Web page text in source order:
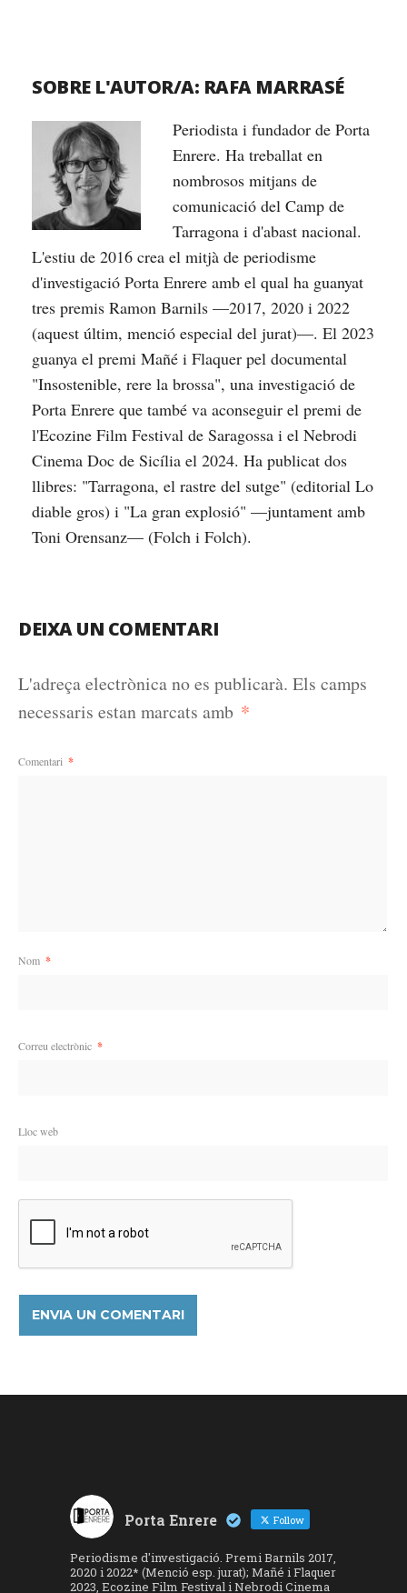
SOBRE L'AUTOR/A: RAFA MARRASÉ
Periodista i fundador de Porta
Enrere. Ha treballat en
nombrosos mitjans de
comunicació del Camp de
Tarragona i d'abast nacional.
L'estiu de 2016 crea el mitjà de periodisme
d'investigació Porta Enrere amb el qual ha guanyat
tres premis Ramon Barnils —2017, 2020 i 2022
(aquest últim, menció especial del jurat)—. El 2023
guanya el premi Mañé i Flaquer pel documental
"Insostenible, rere la brossa", una investigació de
Porta Enrere que també va aconseguir el premi de
l'Ecozine Film Festival de Saragossa i el Nebrodi
Cinema Doc de Sicília el 2024. Ha publicat dos
llibres: "Tarragona, el rastre del sutge" (editorial Lo
diable gros) i "La gran explosió" —juntament amb
Toni Orensanz— (Folch i Folch).
DEIXA UN COMENTARI
L'adreça electrònica no es publicarà. Els camps
necessaris estan marcats amb *
Comentari *
Nom *
Correu electrònic *
Lloc web
Porta Enrere Follow
Periodisme d'investigació. Premi Barnils 2017,
2020 i 2022* (Menció esp. jurat); Mañé i Flaquer
2023, Ecozine Film Festival i Nebrodi Cinema